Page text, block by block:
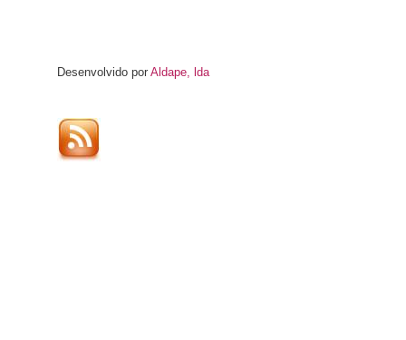
Desenvolvido por Aldape, lda